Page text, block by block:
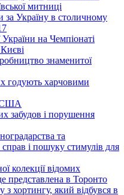
митниці
Україну в столичному
на Чемпіонаті
знаменитої
годують харчовими
США
забудов і порушення
та
і пошуку стимулів для
колекції відомих
представлена в Торонто
з хортингу, який відбувся в